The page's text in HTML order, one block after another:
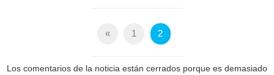
« 1 2
Los comentarios de la noticia están cerrados porque es demasiado